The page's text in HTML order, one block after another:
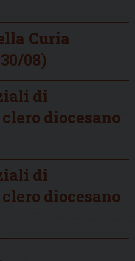
Curia
08)
di
diocesano
di
diocesano